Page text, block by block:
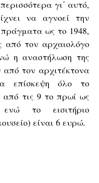
γι΄ αυτό,
να αγνοεί την
ως το 1948,
από τον αρχαιολόγο
η αναστήλωση της
από τον αρχιτέκτονα
επίσκεψη όλο το
από τις 9 το πρωί ως
το εισιτήριο
είναι 6 ευρώ.